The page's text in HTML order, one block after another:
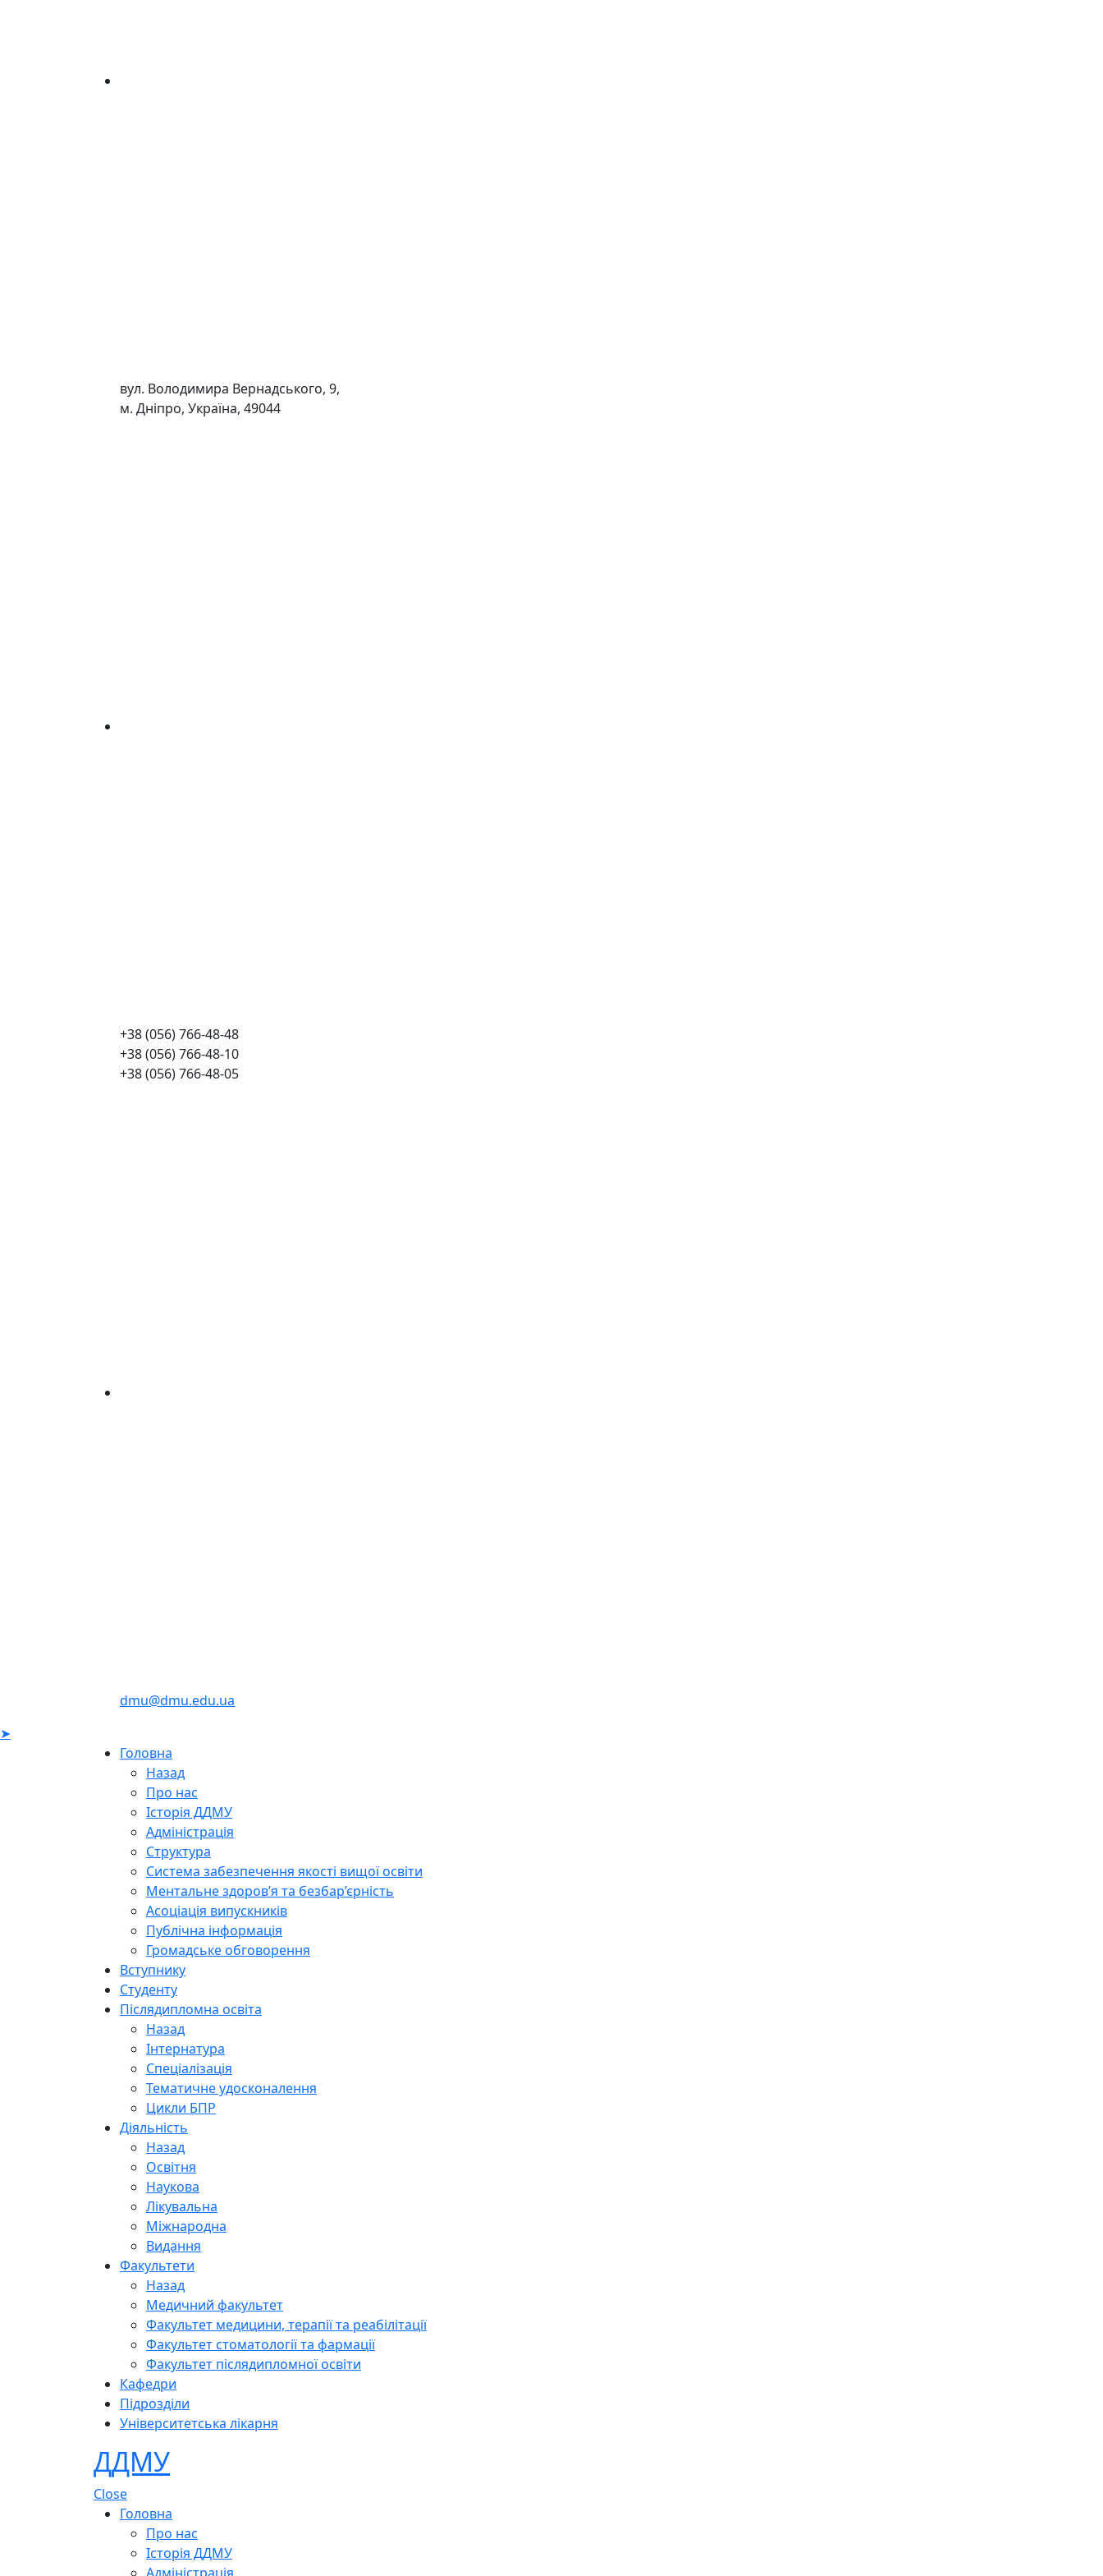
вул. Володимира Вернадського, 9,
м. Дніпро, Україна, 49044
+38 (056) 766-48-48
+38 (056) 766-48-10
+38 (056) 766-48-05
dmu@dmu.edu.ua
➤
Головна
Назад
Про нас
Історія ДДМУ
Адміністрація
Структура
Система забезпечення якості вищої освіти
Ментальне здоров’я та безбар’єрність
Асоціація випускників
Публічна інформація
Громадське обговорення
Вступнику
Студенту
Післядипломна освіта
Назад
Інтернатура
Спеціалізація
Тематичне удосконалення
Цикли БПР
Діяльність
Назад
Освітня
Наукова
Лікувальна
Міжнародна
Видання
Факультети
Назад
Медичний факультет
Факультет медицини, терапії та реабілітації
Факультет стоматології та фармації
Факультет післядипломної освіти
Кафедри
Підрозділи
Університетська лікарня
ДДМУ
Close
Головна
Про нас
Історія ДДМУ